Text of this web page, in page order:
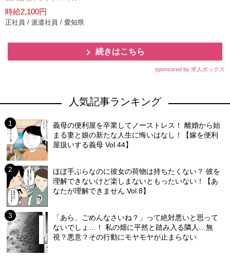
時給2,100円
正社員 / 派遣社員 / 愛知県
続きはこちら
sponsored by 求人ボックス
人気記事ランキング
義母の便利屋を卒業してノーストレス！ 離婚から始
まる妻と娘の新たな人生に悔いはなし！【嫁を便利
屋扱いする義母 Vol.44】
ほぼ手ぶらなのに彼女の荷物は持ちたくない？ 彼を
理解できないけど楽しまないともったいない！【あ
なたが理解できません Vol.8】
「あら、ごめんなさいね？」って絶対悪いと思って
ないでしょ…！ 私の畑に平然と踏み入る隣人…無
視？悪意？その行動にモヤモヤが止まらない